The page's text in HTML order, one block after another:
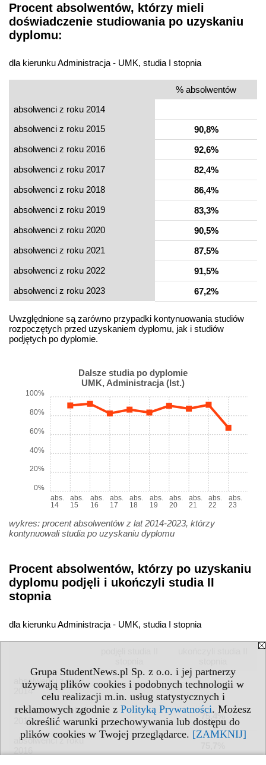
Grupa StudentNews.pl Sp. z o.o. i jej partnerzy
używają plików cookies i podobnych technologii w
celu realizacji m.in. usług statystycznych i
reklamowych zgodnie z Polityką Prywatności. Możesz
określić warunki przechowywania lub dostępu do
plików cookies w Twojej przeglądarce. [ZAMKNIJ]
Procent absolwentów, którzy mieli
doświadczenie studiowania po uzyskaniu
dyplomu:
dla kierunku Administracja - UMK, studia I stopnia
% absolwentów
absolwenci z roku 2014
absolwenci z roku 2015
90,8%
absolwenci z roku 2016
92,6%
absolwenci z roku 2017
82,4%
absolwenci z roku 2018
86,4%
absolwenci z roku 2019
83,3%
absolwenci z roku 2020
90,5%
absolwenci z roku 2021
87,5%
absolwenci z roku 2022
91,5%
absolwenci z roku 2023
67,2%
Uwzględnione są zarówno przypadki kontynuowania studiów
rozpoczętych przed uzyskaniem dyplomu, jak i studiów
podjętych po dyplomie.
Dalsze studia po dyplomie
UMK, Administracja (Ist.)
abs.
14
abs.
15
abs.
16
abs.
17
abs.
18
abs.
19
abs.
20
abs.
21
abs.
22
abs.
23
0%
20%
40%
60%
80%
100%
wykres: procent absolwentów z lat 2014-2023, którzy
kontynuowali studia po uzyskaniu dyplomu
Procent absolwentów, którzy po uzyskaniu
dyplomu podjęli i ukończyli studia II
stopnia
dla kierunku Administracja - UMK, studia I stopnia
absolwenci z roku
2014
absolwenci z roku
2015
75,4%
absolwenci z roku
2016